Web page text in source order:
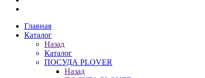
Главная
Каталог
Назад
Каталог
ПОСУДА PLOVER
Назад